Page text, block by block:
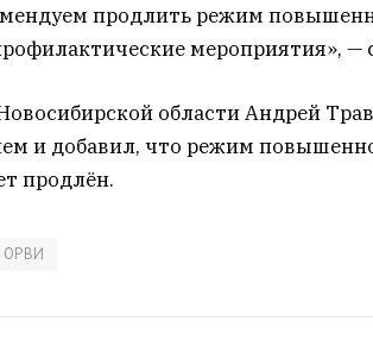
продлить режим
мероприятия»,
области Андрей
и добавил, что режим
продлён.
ОРВИ